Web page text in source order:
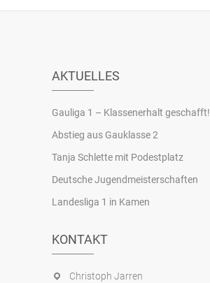
AKTUELLES
Gauliga 1 – Klassenerhalt geschafft!
Abstieg aus Gauklasse 2
Tanja Schlette mit Podestplatz
Deutsche Jugendmeisterschaften
Landesliga 1 in Kamen
KONTAKT
Christoph Jarren